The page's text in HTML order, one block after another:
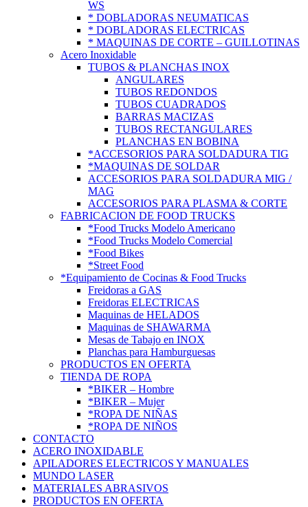
WS
* DOBLADORAS NEUMATICAS
* DOBLADORAS ELECTRICAS
* MAQUINAS DE CORTE – GUILLOTINAS
Acero Inoxidable
TUBOS & PLANCHAS INOX
ANGULARES
TUBOS REDONDOS
TUBOS CUADRADOS
BARRAS MACIZAS
TUBOS RECTANGULARES
PLANCHAS EN BOBINA
*ACCESORIOS PARA SOLDADURA TIG
*MAQUINAS DE SOLDAR
ACCESORIOS PARA SOLDADURA MIG /
MAG
ACCESORIOS PARA PLASMA & CORTE
FABRICACION DE FOOD TRUCKS
*Food Trucks Modelo Americano
*Food Trucks Modelo Comercial
*Food Bikes
*Street Food
*Equipamiento de Cocinas & Food Trucks
Freidoras a GAS
Freidoras ELECTRICAS
Maquinas de HELADOS
Maquinas de SHAWARMA
Mesas de Tabajo en INOX
Planchas para Hamburguesas
PRODUCTOS EN OFERTA
TIENDA DE ROPA
*BIKER – Hombre
*BIKER – Mujer
*ROPA DE NIÑAS
*ROPA DE NIÑOS
CONTACTO
ACERO INOXIDABLE
APILADORES ELECTRICOS Y MANUALES
MUNDO LASER
MATERIALES ABRASIVOS
PRODUCTOS EN OFERTA